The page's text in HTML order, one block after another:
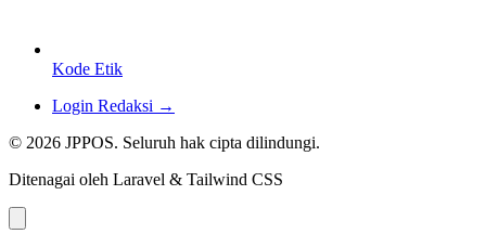
Kode Etik
Login Redaksi →
© 2026 JPPOS. Seluruh hak cipta dilindungi.
Ditenagai oleh Laravel & Tailwind CSS